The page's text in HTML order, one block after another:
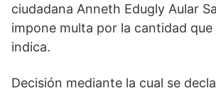
ciudadana Anneth Edugly Aular
impone multa por la cantidad que
indica.
Decisión mediante la cual se